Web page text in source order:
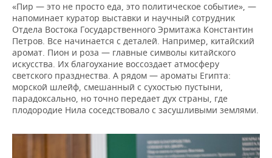
«Пир — это не просто еда, это политическое событие», —
напоминает куратор выставки и научный сотрудник
Отдела Востока Государственного Эрмитажа Константин
Петров. Все начинается с деталей. Например, китайский
аромат. Пион и роза — главные символы китайского
искусства. Их благоухание воссоздает атмосферу
светского празднества. А рядом — ароматы Египта:
морской шлейф, смешанный с сухостью пустыни,
парадоксально, но точно передает дух страны, где
плодородие Нила соседствовало с засушливыми землями.